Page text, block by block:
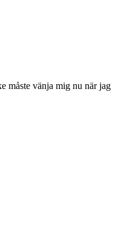
måste vänja mig nu när jag